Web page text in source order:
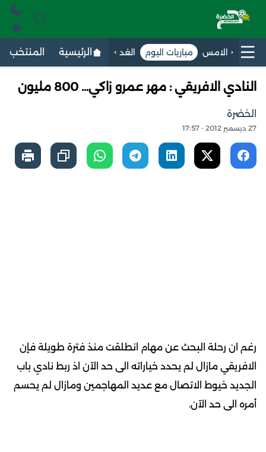
الامس مباريات اليوم الغد الرئيسية المنتخب
النادي الافريقي : مهر عمرو زاكي… 800 مليون
الخضرة
27 ديسمبر 2012 - 17:57
رغم ان رحلة البحث عن مهام انطلقت منذ فترة طويلة فإن
الافريقي مازال لم يحدد خياراته الى حد الآن اذ ربط نادي باب
الجديد خيوط الاتصال مع عديد المهاجمين ومازال لم يحسم
أمره الى حد الآن.